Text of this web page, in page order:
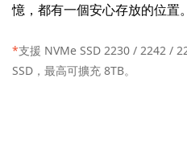
憶，都有一個安心存放的位置。
*支援 NVMe SSD 2230 / 2242 /
SSD，最高可擴充 8TB。